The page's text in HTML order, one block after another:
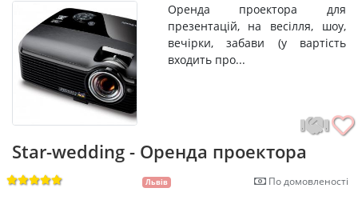
Оренда проектора для
презентацій, на весілля, шоу,
вечірки, забави (у вартість
входить про...
Star-wedding - Оренда проектора
Львів По домовленості